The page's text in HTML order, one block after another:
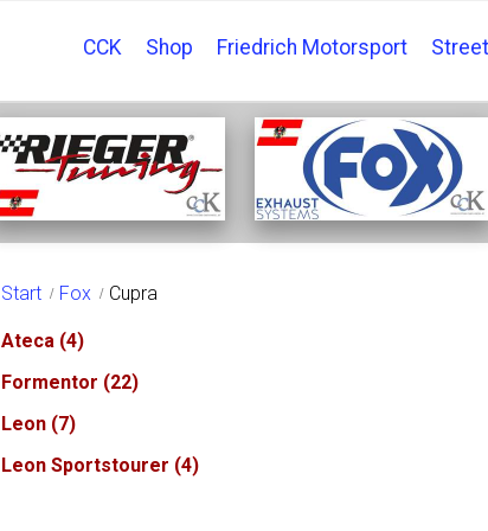
CCK Shop Friedrich Motorsport
CUPRA
Start Fox Cupra
Ateca (4)
Formentor (22)
Leon (7)
Leon Sportstourer (4)